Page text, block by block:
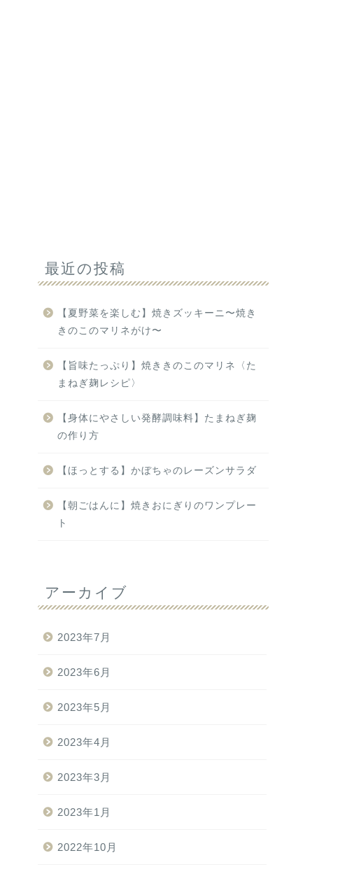
最近の投稿
【夏野菜を楽しむ】焼きズッキーニ〜焼き
きのこのマリネがけ〜
【旨味たっぷり】焼ききのこのマリネ〈た
まねぎ麹レシピ〉
【身体にやさしい発酵調味料】たまねぎ麹
の作り方
【ほっとする】かぼちゃのレーズンサラダ
【朝ごはんに】焼きおにぎりのワンプレー
ト
アーカイブ
2023年7月
2023年6月
2023年5月
2023年4月
2023年3月
2023年1月
2022年10月